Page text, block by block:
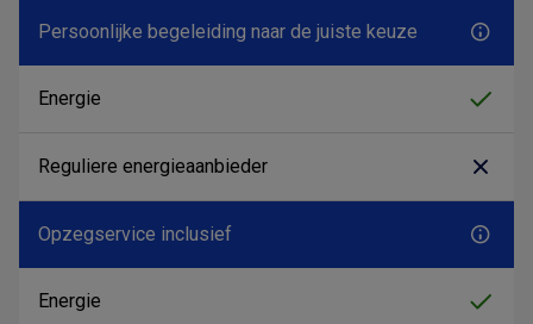
Persoonlijke begeleiding naar de juiste keuze
Opzegservice inclusief